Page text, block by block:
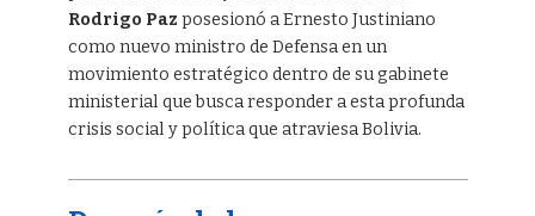
Rodrigo Paz posesionó a Ernesto Justiniano
como nuevo ministro de Defensa en un
movimiento estratégico dentro de su gabinete
ministerial que busca responder a esta profunda
crisis social y política que atraviesa Bolivia.